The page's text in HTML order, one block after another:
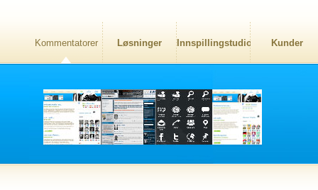
Kommentatorer Løsninger Innspillingstudio Kunder